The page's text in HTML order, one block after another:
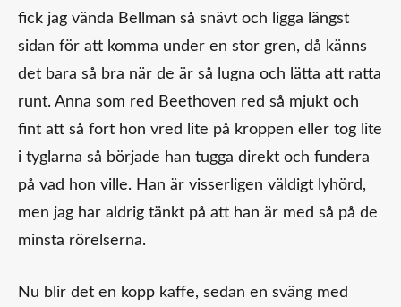
fick jag vända Bellman så snävt och ligga längst
sidan för att komma under en stor gren, då känns
det bara så bra när de är så lugna och lätta att ratta
runt. Anna som red Beethoven red så mjukt och
fint att så fort hon vred lite på kroppen eller tog lite
i tyglarna så började han tugga direkt och fundera
på vad hon ville. Han är visserligen väldigt lyhörd,
men jag har aldrig tänkt på att han är med så på de
minsta rörelserna.
Nu blir det en kopp kaffe, sedan en sväng med